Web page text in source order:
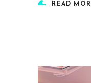
READ